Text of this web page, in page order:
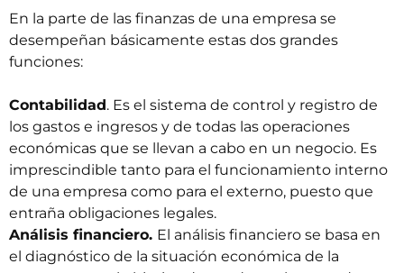
En la parte de las finanzas de una empresa se
desempeñan básicamente estas dos grandes
funciones:
Contabilidad. Es el sistema de control y registro de
los gastos e ingresos y de todas las operaciones
económicas que se llevan a cabo en un negocio. Es
imprescindible tanto para el funcionamiento interno
de una empresa como para el externo, puesto que
entraña obligaciones legales.
Análisis financiero. El análisis financiero se basa en
el diagnóstico de la situación económica de la